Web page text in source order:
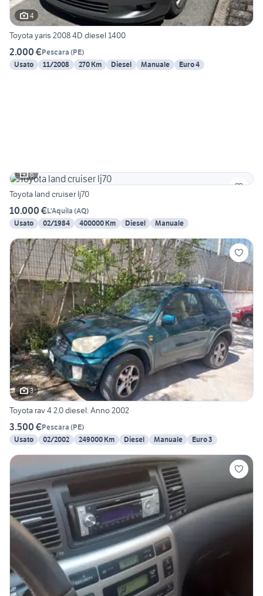
4
Toyota yaris 2008 4D diesel 1400
2.000 €Pescara (PE)
Usato
11/2008 270 Km Diesel Manuale Euro 4
6
Toyota land cruiser lj70
10.000 €L'Aquila (AQ)
Usato
02/1984 400000 Km Diesel Manuale
3
Toyota rav 4 2.0 diesel. Anno 2002
3.500 €Pescara (PE)
Usato
02/2002 249000 Km Diesel Manuale Euro 3